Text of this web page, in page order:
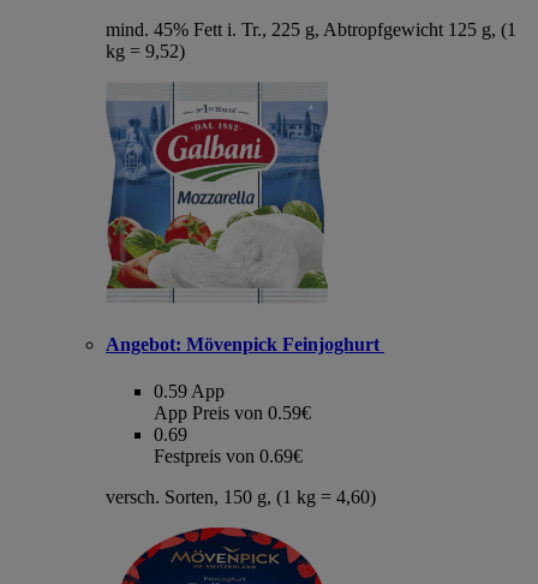
mind. 45% Fett i. Tr., 225 g, Abtropfgewicht 125 g, (1
kg = 9,52)
Angebot: Mövenpick Feinjoghurt
0.59 App
App Preis von 0.59€
0.69
Festpreis von 0.69€
versch. Sorten, 150 g, (1 kg = 4,60)